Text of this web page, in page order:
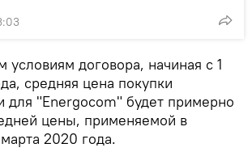
условиям договора, начиная с 1
средняя цена покупки
для "Energocom" будет примерно
цены, применяемой в
2020 года.